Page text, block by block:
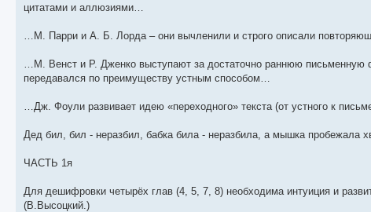
цитатами и аллюзиями…
…М. Парри и А. Б. Лорда – они вычленили и строго описали
…М. Венст и Р. Дженко выступают за достаточно раннюю письменную
передавался по преимуществу устным способом…
…Дж. Фоули развивает идею «переходного» текста (от устного к
Дед бил, бил - неразбил, бабка била - неразбила, а мышка пробежала
ЧАСТЬ 1я
Для дешифровки четырёх глав (4, 5, 7, 8) необходима интуиция и
(В.Высоцкий.)